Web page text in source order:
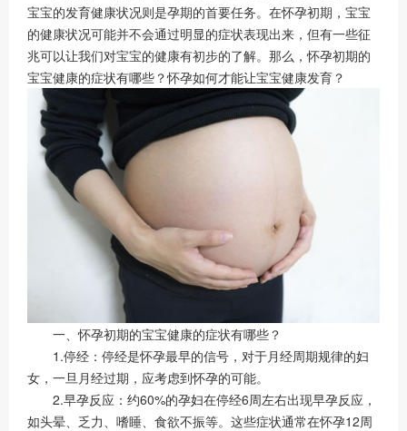
宝宝的发育健康状况则是孕期的首要任务。在怀孕初期，宝宝
的健康状况可能并不会通过明显的症状表现出来，但有一些征
兆可以让我们对宝宝的健康有初步的了解。那么，怀孕初期的
宝宝健康的症状有哪些？怀孕如何才能让宝宝健康发育？
一、怀孕初期的宝宝健康的症状有哪些？
1.停经：停经是怀孕最早的信号，对于月经周期规律的妇
女，一旦月经过期，应考虑到怀孕的可能。
2.早孕反应：约60%的孕妇在停经6周左右出现早孕反应，
如头晕、乏力、嗜睡、食欲不振等。这些症状通常在怀孕12周